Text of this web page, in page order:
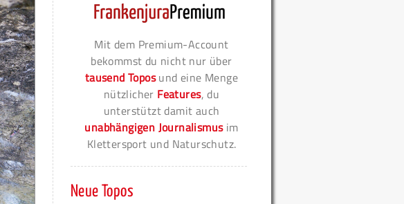
Mit dem Premium-Account
bekommst du nicht nur über
tausend Toposund eine Menge
nützlicher Features, du
unterstützt damit auch
unabhängigen Journalismusim
Klettersport und Naturschutz.
Neue Topos